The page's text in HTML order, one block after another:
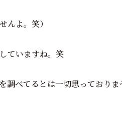
んよ。笑）
ていますね。笑
調べてるとは一切思っておりま